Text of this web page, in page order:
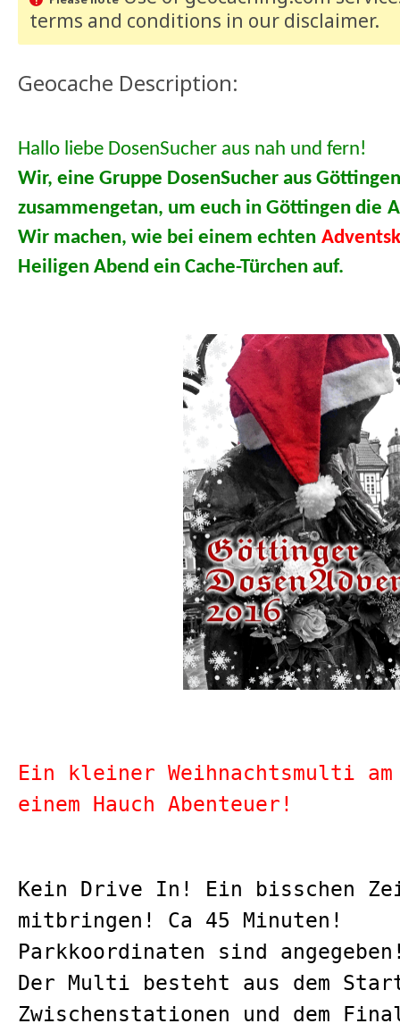
terms and conditions in our disclaimer.
Geocache Description:
Hallo liebe DosenSucher aus nah und fern!
Wir, eine Gruppe DosenSucher aus
zusammengetan, um euch in Göttingen die
Wir machen, wie bei einem echten
Heiligen Abend ein Cache-Türchen auf.
Ein kleiner Weihnachtsmulti am
einem Hauch Abenteuer!
Kein Drive In! Ein bisschen
mitbringen! Ca 45 Minuten!
Parkkoordinaten sind
Der Multi besteht aus dem
Zwischenstationen und dem